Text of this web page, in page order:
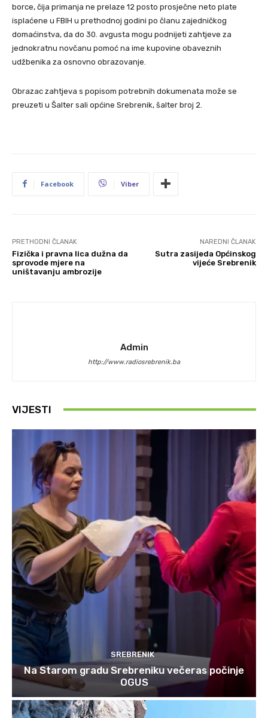
borce, čija primanja ne prelaze 12 posto prosječne neto plate
isplaćene u FBIH u prethodnoj godini po članu zajedničkog
domaćinstva, da do 30. avgusta mogu podnijeti zahtjeve za
jednokratnu novčanu pomoć na ime kupovine obaveznih
udžbenika za osnovno obrazovanje.
Obrazac zahtjeva s popisom potrebnih dokumenata može se
preuzeti u Šalter sali općine Srebrenik, šalter broj 2.
Facebook Viber
PRETHODNI ČLANAK
Fizička i pravna lica dužna da
sprovode mjere na
uništavanju ambrozije
NAREDNI ČLANAK
Sutra zasijeda Općinskog
vijeće Srebrenik
Admin
http://www.radiosrebrenik.ba
VIJESTI
SREBRENIK
Na Starom gradu Srebreniku večeras počinje
OGUS